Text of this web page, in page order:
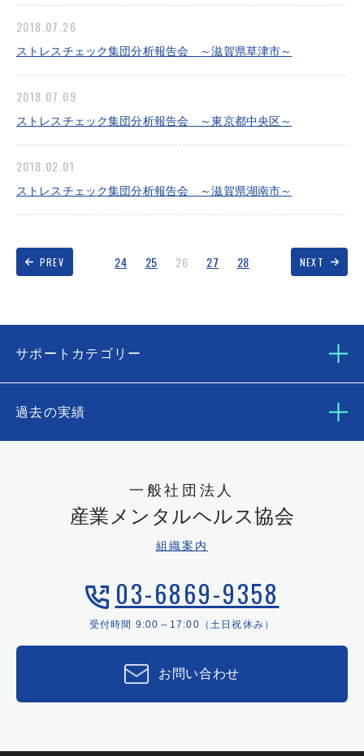
2018.07.26
ストレスチェック集団分析報告会 ～滋賀県草津市～
2018.07.09
ストレスチェック集団分析報告会 ～東京都中央区～
2018.02.01
ストレスチェック集団分析報告会 ～滋賀県湖南市～
PREV 24 25 26 27 28 NEXT
サポートカテゴリー
過去の実績
一般社団法人
産業メンタルヘルス協会
組織案内
03-6869-9358
受付時間 9:00～17:00（土日祝休み）
お問い合わせ